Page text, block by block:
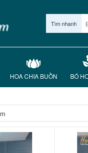
Tìm nhanh
HOA CHIA BUỒN BÓ